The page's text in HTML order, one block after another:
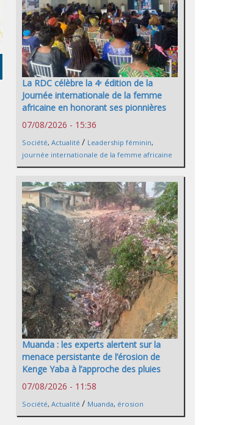
La RDC célèbre la 4ᵉ édition de la
Journée internationale de la femme
africaine en honorant ses pionnières
07/08/2026 - 15:36
Société, Actualité / Leadership féminin,
journée internationale de la femme africaine
Muanda : les experts alertent sur la
menace persistante de l’érosion de
Kenge Yaba à l’approche des pluies
07/08/2026 - 11:58
Société, Actualité / Muanda, érosion